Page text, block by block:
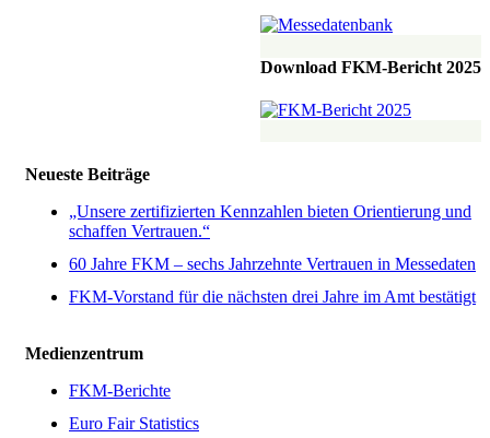
Download FKM-Bericht 2025
Neueste Beiträge
„Unsere zertifizierten Kennzahlen bieten Orientierung und
schaffen Vertrauen.“
60 Jahre FKM – sechs Jahrzehnte Vertrauen in Messedaten
FKM-Vorstand für die nächsten drei Jahre im Amt bestätigt
Medienzentrum
FKM-Berichte
Euro Fair Statistics